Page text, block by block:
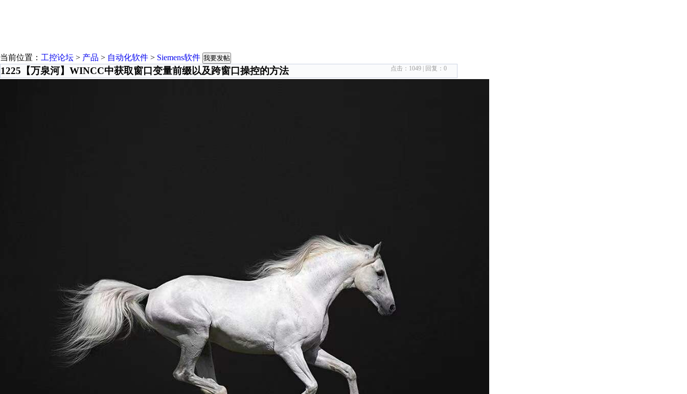
当前位置： 工控论坛 > 产品 > 自动化软件 > Siemens软件 我要发帖
1225【万泉河】WINCC中获取窗口变量前缀以及跨窗口操控的方法 点击： 1049 | 回复： 0